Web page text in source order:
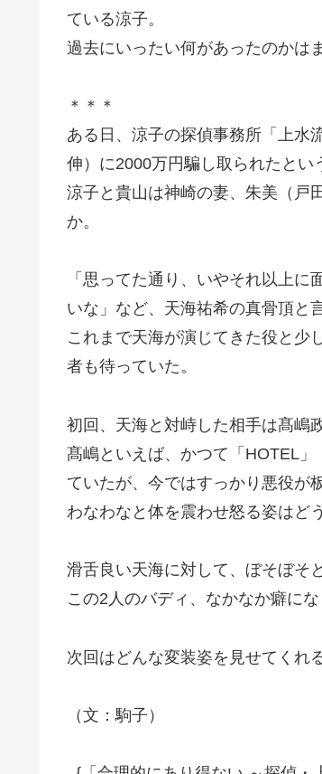
ている涼子。
過去にいったい何があったのかは
＊＊＊
ある日、涼子の探偵事務所「上水
伸）に2000万円騙し取られたとい
涼子と貴山は神崎の妻、朱美（戸
か。
「思ってた通り、いやそれ以上
いな」など、天海祐希の真骨頂と
これまで天海が演じてきた役と少
者も待っていた。
初回、天海と対峙した相手は髙嶋政
髙嶋といえば、かつて「HOTEL
ていたが、今ではすっかり悪役が
わなわなと体を震わせ怒る姿はど
滑舌良い天海に対して、ぼそぼそ
この2人のバディ、なかなか癖に
次回はどんな変装姿を見せてくれ
（文：駒子）